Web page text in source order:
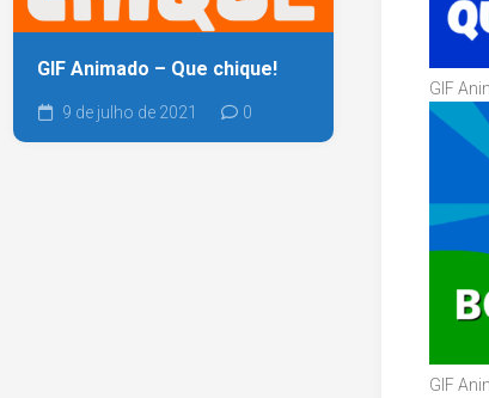
GIF Animado – Que chique!
9 de julho de 2021 0
GIF
GIF